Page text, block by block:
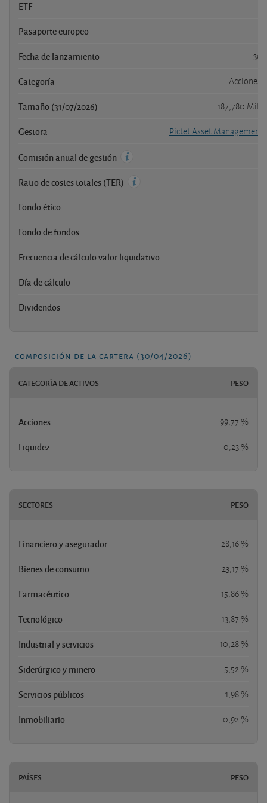
ETF
Pasaporte europeo
Fecha de lanzamiento
Categoría Acciones
Tamaño (31/07/2026) 187,780
Gestora Pictet Asset Management
Comisión anual de gestión
Ratio de costes totales (TER)
Fondo ético
Fondo de fondos
Frecuencia de cálculo valor liquidativo
Día de cálculo
Dividendos
composición de la cartera (30/04/2026)
CATEGORÍA DE ACTIVOS PESO
Acciones 99,77 %
Liquidez 0,23 %
SECTORES PESO
Financiero y asegurador 28,16 %
Bienes de consumo 23,17 %
Farmacéutico 15,86 %
Tecnológico 13,87 %
Industrial y servicios 10,28 %
Siderúrgico y minero 5,52 %
Servicios públicos 1,98 %
Inmobiliario 0,92 %
PAÍSES PESO